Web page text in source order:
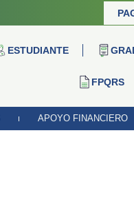
ESTUDIANTE
FPQRS
APOYO FINANCIERO